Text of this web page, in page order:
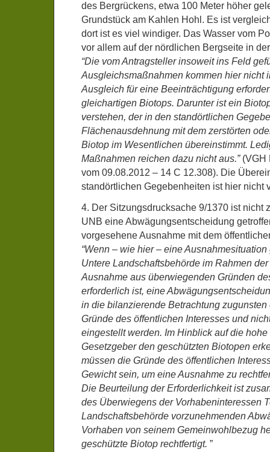
des Bergrückens, etwa 100 Meter höher
Grundstück am Kahlen Hohl. Es ist
dort ist es viel windiger. Das Wasser vom
vor allem auf der nördlichen Bergseite in
“Die vom Antragsteller insoweit ins Feld
Ausgleichsmaßnahmen kommen hier nicht
Ausgleich für eine Beeinträchtigung
gleichartigen Biotops. Darunter ist ein
verstehen, der in den standörtlichen
Flächenausdehnung mit dem zerstörten
Biotop im Wesentlichen übereinstimmt.
Maßnahmen reichen dazu nicht aus.”(VGH
vom 09.08.2012 – 14 C 12.308). Die
standörtlichen Gegebenheiten ist hier nicht
4. Der Sitzungsdrucksache 9/1370 ist nicht
UNB eine Abwägungsentscheidung
vorgesehene Ausnahme mit dem
“Wenn – wie hier – eine
Untere Landschaftsbehörde im Rahmen
Ausnahme aus überwiegenden Gründen
erforderlich ist, eine
in die bilanzierende Betrachtung zugunsten
Gründe des öffentlichen Interesses und
eingestellt werden. Im Hinblick auf die
Gesetzgeber den geschützten Biotopen
müssen die Gründe des öffentlichen
Gewicht sein, um eine Ausnahme zu
Die Beurteilung der Erforderlichkeit ist
des Überwiegens der Vorhabeninteressen
Landschaftsbehörde vorzunehmenden
Vorhaben von seinem Gemeinwohlbezug
geschützte Biotop rechtfertigt. ”